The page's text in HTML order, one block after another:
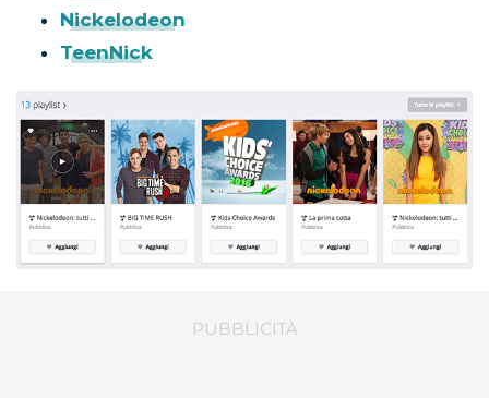
Nickelodeon
TeenNick